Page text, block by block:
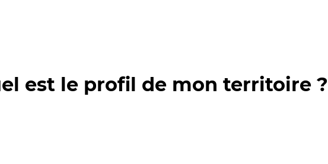
est le profil de mon territoire ?